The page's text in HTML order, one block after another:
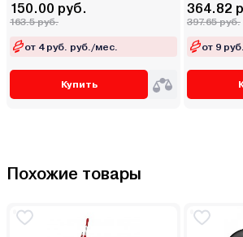
150.00 руб.
163.5 руб.
от 4 руб. руб./мес.
Купить
364.82
397.65 руб.
от 9
Похожие товары